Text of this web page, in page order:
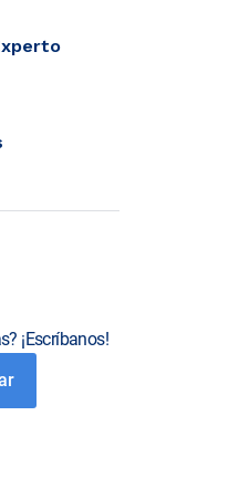
¡Escríbanos!